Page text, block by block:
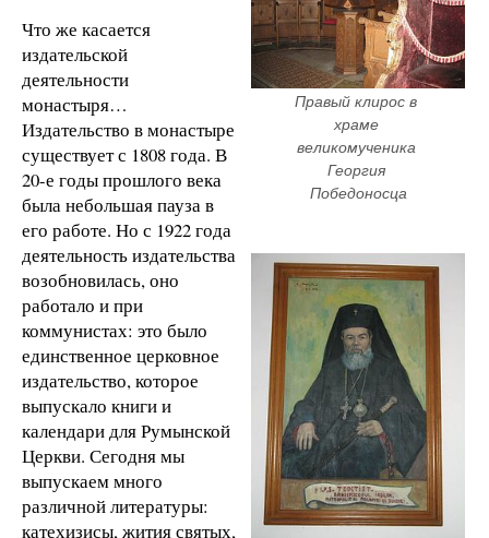
Правый клирос в
храме
великомученика
Георгия
Победоносца
Что же касается
издательской
деятельности
монастыря…
Издательство в монастыре
существует с 1808 года. В
20-е годы прошлого века
была небольшая пауза в
его работе. Но с 1922 года
деятельность издательства
возобновилась, оно
работало и при
коммунистах: это было
единственное церковное
издательство, которое
выпускало книги и
календари для Румынской
Церкви. Сегодня мы
выпускаем много
различной литературы:
катехизисы, жития святых,